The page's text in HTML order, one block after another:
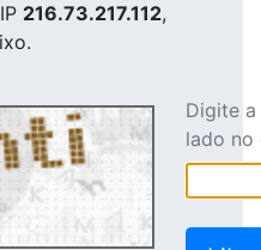
216.73.217.112,
Digite
lado no